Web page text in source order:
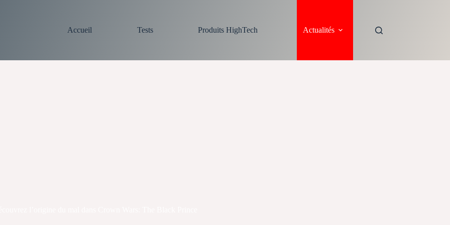
Accueil
Tests Produits HighTech Actualités